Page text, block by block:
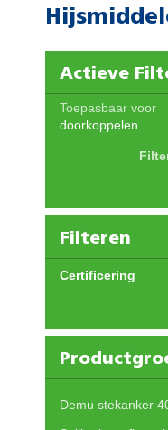
Actieve
Toepasbaar voor
doorkoppelen
Filteren
Certificering
Demu stekanker